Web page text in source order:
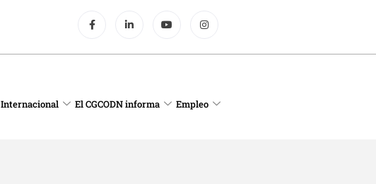
Internacional El CGCODN informa Empleo